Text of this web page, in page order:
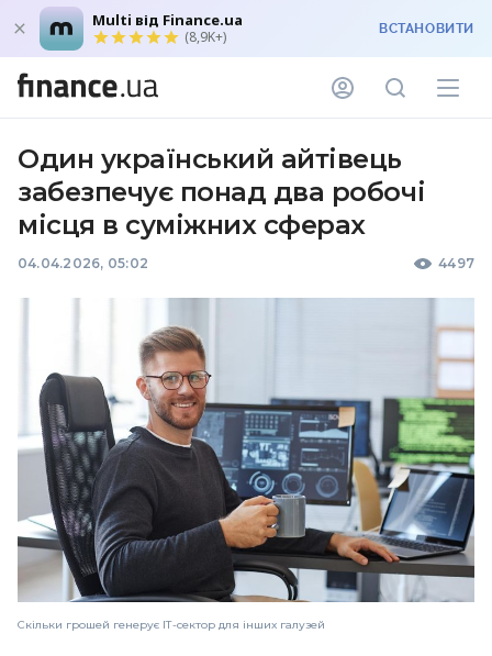
Multi від Finance.ua
(8,9K+) ВСТАНОВИТИ
Один український айтівець
забезпечує понад два робочі
місця в суміжних сферах
04.04.2026, 05:02 4497
Скільки грошей генерує ІТ-сектор для інших галузей